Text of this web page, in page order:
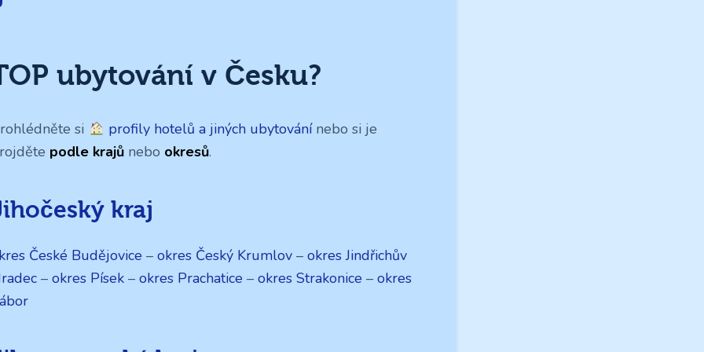
ubytování v Česku?
si profily hotelů a jiných ubytovánínebo si je
podle krajů nebo okresů.
kraj
České Budějovice –okres Český Krumlov –okres Jindřichův
–okres Písek –okres Prachatice –okres Strakonice –okres